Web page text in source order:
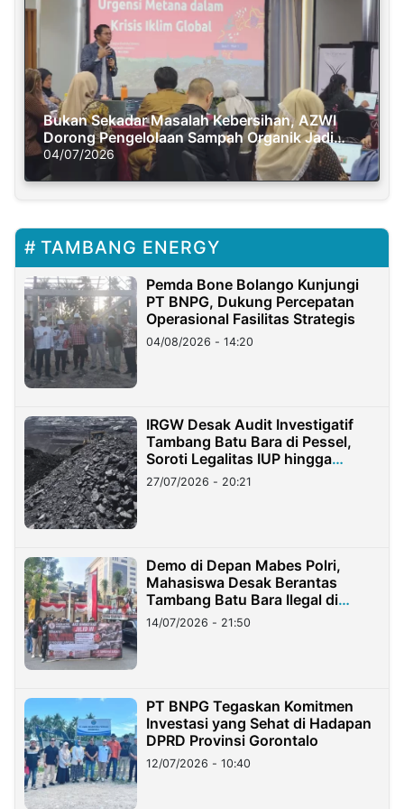
Bukan Sekadar Masalah Kebersihan, AZWI
Dorong Pengelolaan Sampah Organik Jadi
Solusi Krisis Iklim
04/07/2026
TAMBANG ENERGY
Pemda Bone Bolango Kunjungi
PT BNPG, Dukung Percepatan
Operasional Fasilitas Strategis
04/08/2026 - 14:20
IRGW Desak Audit Investigatif
Tambang Batu Bara di Pessel,
Soroti Legalitas IUP hingga
Stockpile
27/07/2026 - 20:21
Demo di Depan Mabes Polri,
Mahasiswa Desak Berantas
Tambang Batu Bara Ilegal di
Lampung
14/07/2026 - 21:50
PT BNPG Tegaskan Komitmen
Investasi yang Sehat di Hadapan
DPRD Provinsi Gorontalo
12/07/2026 - 10:40